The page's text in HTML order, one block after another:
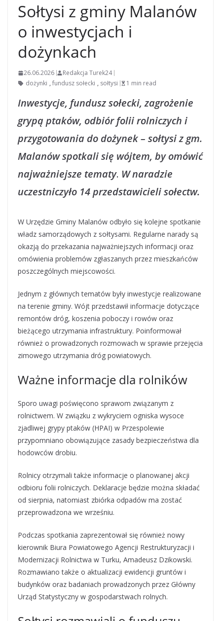
Sołtysi z gminy Malanów
o inwestycjach i
dożynkach
26.06.2026
Redakcja Turek24
dożynki , fundusz sołecki , sołtysi 1 min read
Inwestycje, fundusz sołecki, zagrożenie
grypą ptaków, odbiór folii rolniczych i
przygotowania do dożynek – sołtysi z gm.
Malanów spotkali się wójtem, by omówić
najważniejsze tematy. W naradzie
uczestniczyło 14 przedstawicieli sołectw.
W Urzędzie Gminy Malanów odbyło się kolejne spotkanie
władz samorządowych z sołtysami. Regularne narady są
okazją do przekazania najważniejszych informacji oraz
omówienia problemów zgłaszanych przez mieszkańców
poszczególnych miejscowości.
Jednym z głównych tematów były inwestycje realizowane
na terenie gminy. Wójt przedstawił informacje dotyczące
remontów dróg, koszenia poboczy i rowów oraz
bieżącego utrzymania infrastruktury. Poinformował
również o prowadzonych rozmowach w sprawie przejęcia
zimowego utrzymania dróg powiatowych.
Ważne informacje dla rolników
Sporo uwagi poświęcono sprawom związanym z
rolnictwem. W związku z wykryciem ogniska wysoce
zjadliwej grypy ptaków (HPAI) w Przespolewie
przypomniano obowiązujące zasady bezpieczeństwa dla
hodowców drobiu.
Rolnicy otrzymali także informacje o planowanej akcji
odbioru folii rolniczych. Deklaracje będzie można składać
od sierpnia, natomiast zbiórka odpadów ma zostać
przeprowadzona we wrześniu.
Podczas spotkania zaprezentował się również nowy
kierownik Biura Powiatowego Agencji Restrukturyzacji i
Modernizacji Rolnictwa w Turku, Amadeusz Dzikowski.
Rozmawiano także o aktualizacji ewidencji gruntów i
budynków oraz badaniach prowadzonych przez Główny
Urząd Statystyczny w gospodarstwach rolnych.